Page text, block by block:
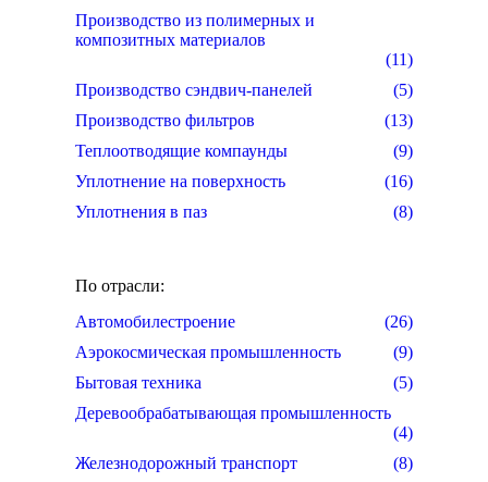
Производство из полимерных и
композитных материалов
(11)
Производство сэндвич-панелей
(5)
Производство фильтров
(13)
Теплоотводящие компаунды
(9)
Уплотнение на поверхность
(16)
Уплотнения в паз
(8)
По отрасли:
Автомобилестроение
(26)
Аэрокосмическая промышленность
(9)
Бытовая техника
(5)
Деревообрабатывающая промышленность
(4)
Железнодорожный транспорт
(8)